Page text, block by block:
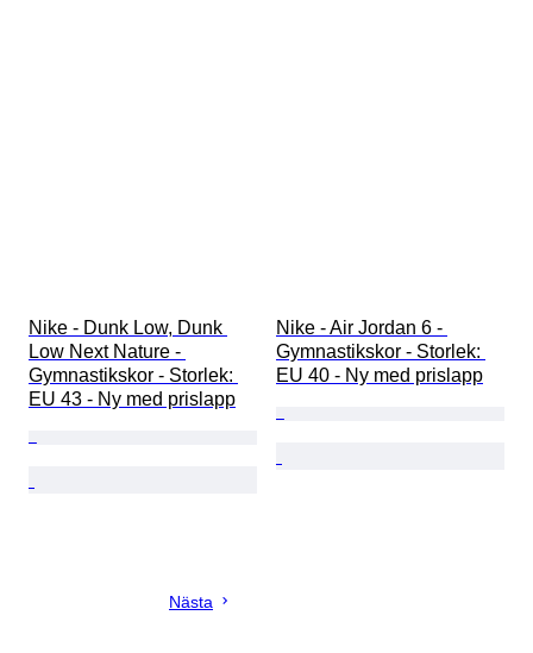
Nike - Dunk Low, Dunk
Low Next Nature -
Gymnastikskor - Storlek:
EU 43 - Ny med prislapp
Nike - Air Jordan 6 -
Gymnastikskor - Storlek:
EU 40 - Ny med prislapp
Nästa